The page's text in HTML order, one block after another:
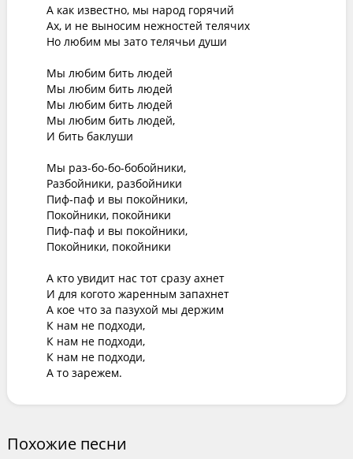
А как известно, мы народ горячий
Ах, и не выносим нежностей телячих
Но любим мы зато телячьи души
Мы любим бить людей
Мы любим бить людей
Мы любим бить людей
Мы любим бить людей,
И бить баклуши
Мы раз-бо-бо-бобойники,
Разбойники, разбойники
Пиф-паф и вы покойники,
Покойники, покойники
Пиф-паф и вы покойники,
Покойники, покойники
А кто увидит нас тот сразу ахнет
И для когото жаренным запахнет
А кое что за пазухой мы держим
К нам не подходи,
К нам не подходи,
К нам не подходи,
А то зарежем.
Похожие песни